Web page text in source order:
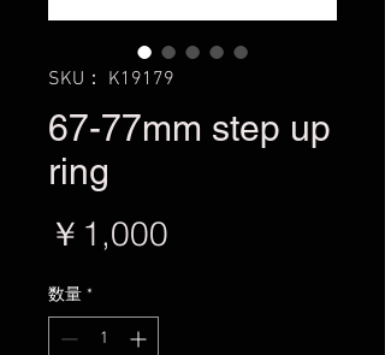
SKU： K19179
67-77mm step up
ring
￥1,000
数量 *